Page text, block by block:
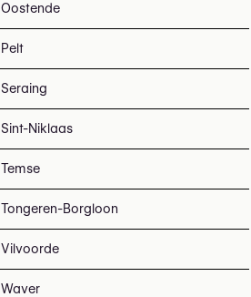
Oostende
Pelt
Seraing
Sint-Niklaas
Temse
Tongeren-Borgloon
Vilvoorde
Waver